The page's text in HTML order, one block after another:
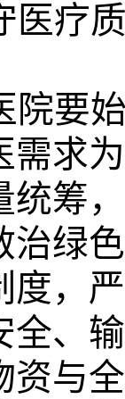
医疗
院要
需求
统筹
治绿
度 ，
全、
资与